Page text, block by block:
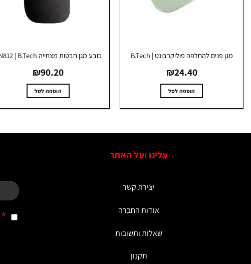
מגן פנים להחלפה פוליקרבונט | B.Tech
₪24.40
הוספה לסל
כובע מגן חבטות מצחייה EN812 | B.Tech
₪90.20
הוספה לסל
עלינו ועל האתר
יצירת קשר
אודות החברה
שאלות ותשובות
תקנון
*